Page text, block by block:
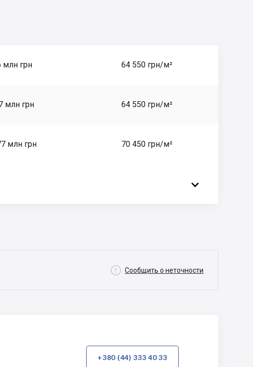
млн грн 64 550 грн/м²
млн грн 64 550 грн/м²
млн грн 70 450 грн/м²

 Сообщить о неточности
+380 (44) 333 40 33